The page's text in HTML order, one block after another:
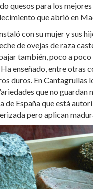
quesos para los
que abrió en
con su mujer y sus
de ovejas de raza
también, poco a
enseñado, entre otras
duros. En Cantagrullas
que no
de España que está
pero aplican